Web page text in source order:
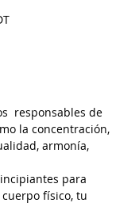
responsables de
la concentración,
armonía,
para
físico, tu